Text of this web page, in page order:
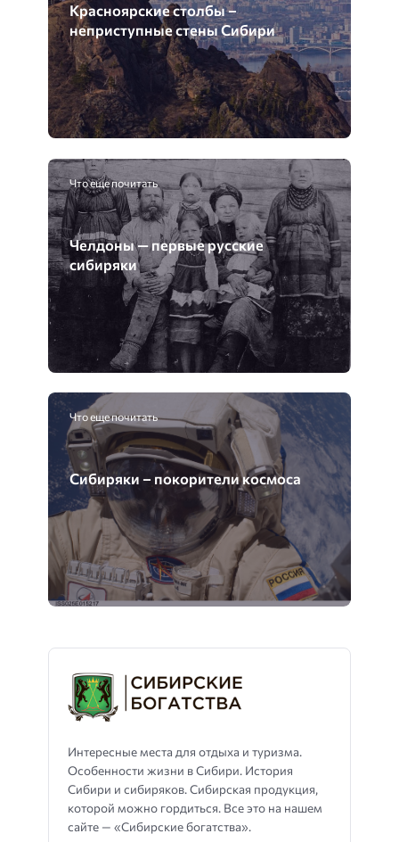
Красноярские столбы –
неприступные стены Сибири
Что еще почитать
Челдоны — первые русские
сибиряки
Что еще почитать
Сибиряки – покорители космоса
Интересные места для отдыха и туризма.
Особенности жизни в Сибири. История
Сибири и сибиряков. Сибирская продукция,
которой можно гордиться. Все это на нашем
сайте — «Сибирские богатства».